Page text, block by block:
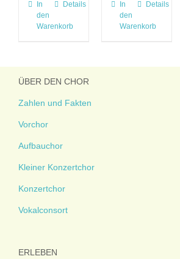
In
den
Warenkorb
Details
In
den
Warenkorb
Details
ÜBER DEN CHOR
Zahlen und Fakten
Vorchor
Aufbauchor
Kleiner Konzertchor
Konzertchor
Vokalconsort
ERLEBEN